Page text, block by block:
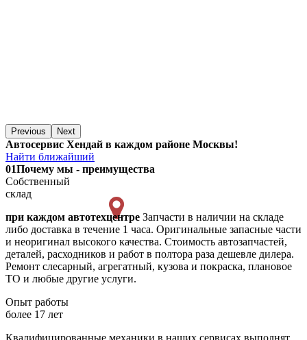
Previous Next
Автосервис Хендай в каждом районе Москвы!
Найти ближайший
01Почему мы - преимущества
Собственный
склад
при каждом автотехцентре Запчасти в наличии на складе
либо доставка в течение 1 часа. Оригинальные запасные части
и неоригинал высокого качества. Стоимость автозапчастей,
деталей, расходников и работ в полтора раза дешевле дилера.
Ремонт слесарный, агрегатный, кузова и покраска, плановое
ТО и любые другие услуги.
Опыт работы
более 17 лет